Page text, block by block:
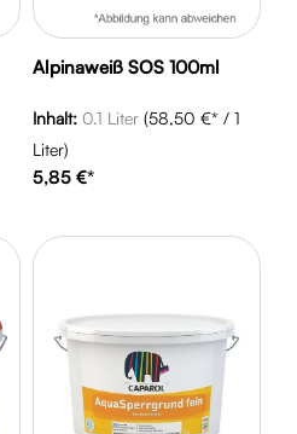
Alpinaweiß SOS 100ml
Inhalt: 0.1 Liter (58,50 €* / 1
Liter)
5,85 €*